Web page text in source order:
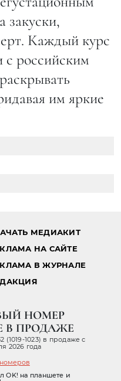
закуски,
Каждый курс
с российским
им яркие
МЕДИАКИТ
НА САЙТЕ
В ЖУРНАЛЕ
НОМЕР
В ПРОДАЖЕ
(1019-1023) в продаже с
2026 года
OK! на планшете и